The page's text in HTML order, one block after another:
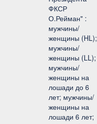
ФКСР
О.Рейман" :
мужчины/
женщины (HL);
мужчины/
женщины (LL);
мужчины/
женщины на
лошади до 6
лет; мужчины/
женщины на
лошади 6 лет;